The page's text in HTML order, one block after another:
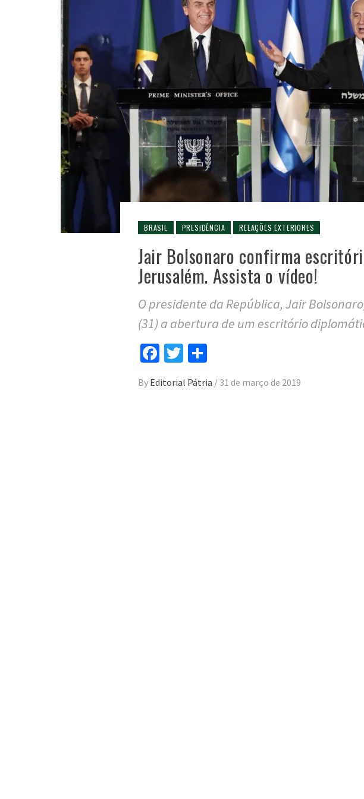
BRASIL PRESIDÊNCIA RELAÇÕES EXTERIORES
Jair Bolsonaro confirma
Jerusalém. Assista o vídeo!
O presidente da República, Jair
(31) a abertura de um escritório
Facebook
Twitter
By Editorial Pátria / 31 de março de 2019